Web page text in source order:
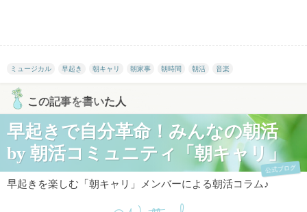
ミュージカル 早起き 朝キャリ 朝家事 朝時間 朝活 音楽
この記事を書いた人
早起きで自分革命！みんなの朝活
by 朝活コミュニティ「朝キャリ」
公式ブログ
早起きを楽しむ「朝キャリ」メンバーによる朝活コラム♪